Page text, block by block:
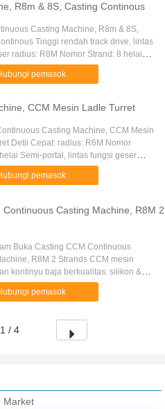
R8m & 8S, Casting Continous
Casting Machine, R8m & 8S,
Tinggi rendah track drive, lintas
radius: R8M Nomor Strand: 8 helai
ISO desain canggih Deskripsi: 1.
...
pemasok
CCM Mesin Ladle Turret
Casting Machine, CCM Mesin
Detil Cepat: radius: R6M Nomor
Semi-portal, lintas fungsi geser
ISO Mesin pemotong api Kami
...
pemasok
Casting Machine, R8M 2
Buka Casting CCM Continuous
R8M 2 Strands CCM mesin
kontinyu baja berkualitas: silikon &
radius: 4-8m Nomor Strand: 1-8 helai
ISO 1. Dasar ...
pemasok
1 / 4
Market